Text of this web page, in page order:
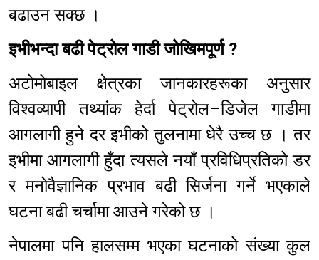
बढाउन सक्छ ।
इभीभन्दा बढी पेट्रोल गाडी जोखिमपूर्ण ?
अटोमोबाइल क्षेत्रका जानकारहरूका अनुसार
विश्वव्यापी तथ्यांक हेर्दा पेट्रोल–डिजेल गाडीमा
आगलागी हुने दर इभीको तुलनामा धेरै उच्च छ । तर
इभीमा आगलागी हुँदा त्यसले नयाँ प्रविधिप्रतिको डर
र मनोवैज्ञानिक प्रभाव बढी सिर्जना गर्ने भएकाले
घटना बढी चर्चामा आउने गरेको छ ।
नेपालमा पनि हालसम्म भएका घटनाको संख्या कुल